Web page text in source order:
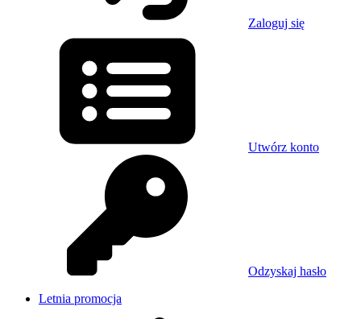
Zaloguj się
Utwórz konto
Odzyskaj hasło
Letnia promocja